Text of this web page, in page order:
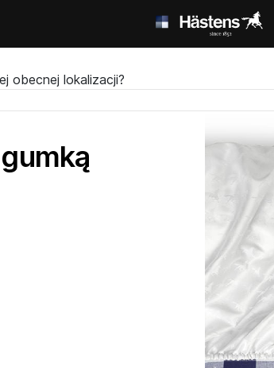
obecnej lokalizacji?